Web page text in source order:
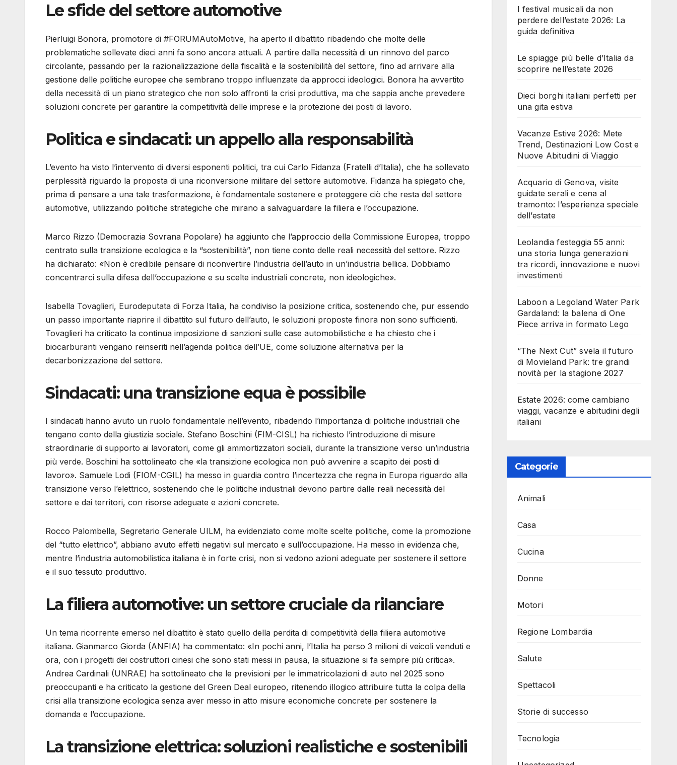
Le sfide del settore automotive
Pierluigi Bonora, promotore di #FORUMAutoMotive, ha aperto il dibattito ribadendo che molte delle
problematiche sollevate dieci anni fa sono ancora attuali. A partire dalla necessità di un rinnovo del parco
circolante, passando per la razionalizzazione della fiscalità e la sostenibilità del settore, fino ad arrivare alla
gestione delle politiche europee che sembrano troppo influenzate da approcci ideologici. Bonora ha avvertito
della necessità di un piano strategico che non solo affronti la crisi produttiva, ma che sappia anche prevedere
soluzioni concrete per garantire la competitività delle imprese e la protezione dei posti di lavoro.
Politica e sindacati: un appello alla responsabilità
L’evento ha visto l’intervento di diversi esponenti politici, tra cui Carlo Fidanza (Fratelli d’Italia), che ha sollevato
perplessità riguardo la proposta di una riconversione militare del settore automotive. Fidanza ha spiegato che,
prima di pensare a una tale trasformazione, è fondamentale sostenere e proteggere ciò che resta del settore
automotive, utilizzando politiche strategiche che mirano a salvaguardare la filiera e l’occupazione.
Marco Rizzo (Democrazia Sovrana Popolare) ha aggiunto che l’approccio della Commissione Europea, troppo
centrato sulla transizione ecologica e la “sostenibilità”, non tiene conto delle reali necessità del settore. Rizzo
ha dichiarato: «Non è credibile pensare di riconvertire l’industria dell’auto in un’industria bellica. Dobbiamo
concentrarci sulla difesa dell’occupazione e su scelte industriali concrete, non ideologiche».
Isabella Tovaglieri, Eurodeputata di Forza Italia, ha condiviso la posizione critica, sostenendo che, pur essendo
un passo importante riaprire il dibattito sul futuro dell’auto, le soluzioni proposte finora non sono sufficienti.
Tovaglieri ha criticato la continua imposizione di sanzioni sulle case automobilistiche e ha chiesto che i
biocarburanti vengano reinseriti nell’agenda politica dell’UE, come soluzione alternativa per la
decarbonizzazione del settore.
Sindacati: una transizione equa è possibile
I sindacati hanno avuto un ruolo fondamentale nell’evento, ribadendo l’importanza di politiche industriali che
tengano conto della giustizia sociale. Stefano Boschini (FIM-CISL) ha richiesto l’introduzione di misure
straordinarie di supporto ai lavoratori, come gli ammortizzatori sociali, durante la transizione verso un’industria
più verde. Boschini ha sottolineato che «la transizione ecologica non può avvenire a scapito dei posti di
lavoro». Samuele Lodi (FIOM-CGIL) ha messo in guardia contro l’incertezza che regna in Europa riguardo alla
transizione verso l’elettrico, sostenendo che le politiche industriali devono partire dalle reali necessità del
settore e dai territori, con risorse adeguate e azioni concrete.
Rocco Palombella, Segretario Generale UILM, ha evidenziato come molte scelte politiche, come la promozione
del “tutto elettrico”, abbiano avuto effetti negativi sul mercato e sull’occupazione. Ha messo in evidenza che,
mentre l’industria automobilistica italiana è in forte crisi, non si vedono azioni adeguate per sostenere il settore
e il suo tessuto produttivo.
La filiera automotive: un settore cruciale da rilanciare
Un tema ricorrente emerso nel dibattito è stato quello della perdita di competitività della filiera automotive
italiana. Gianmarco Giorda (ANFIA) ha commentato: «In pochi anni, l’Italia ha perso 3 milioni di veicoli venduti e
ora, con i progetti dei costruttori cinesi che sono stati messi in pausa, la situazione si fa sempre più critica».
Andrea Cardinali (UNRAE) ha sottolineato che le previsioni per le immatricolazioni di auto nel 2025 sono
preoccupanti e ha criticato la gestione del Green Deal europeo, ritenendo illogico attribuire tutta la colpa della
crisi alla transizione ecologica senza aver messo in atto misure economiche concrete per sostenere la
domanda e l’occupazione.
La transizione elettrica: soluzioni realistiche e sostenibili
I festival musicali da non
perdere dell’estate 2026: La
guida definitiva
Le spiagge più belle d’Italia da
scoprire nell’estate 2026
Dieci borghi italiani perfetti per
una gita estiva
Vacanze Estive 2026: Mete
Trend, Destinazioni Low Cost e
Nuove Abitudini di Viaggio
Acquario di Genova, visite
guidate serali e cena al
tramonto: l’esperienza speciale
dell’estate
Leolandia festeggia 55 anni:
una storia lunga generazioni
tra ricordi, innovazione e nuovi
investimenti
Laboon a Legoland Water Park
Gardaland: la balena di One
Piece arriva in formato Lego
“The Next Cut” svela il futuro
di Movieland Park: tre grandi
novità per la stagione 2027
Estate 2026: come cambiano
viaggi, vacanze e abitudini degli
italiani
Categorie
Animali
Casa
Cucina
Donne
Motori
Regione Lombardia
Salute
Spettacoli
Storie di successo
Tecnologia